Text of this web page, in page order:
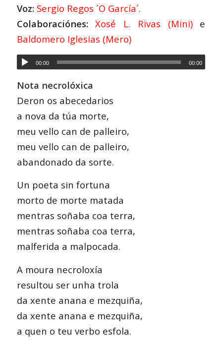
Voz: Sergio Regos ´O García´.
Colaboraciónes: Xosé L. Rivas (Mini)e
Baldomero Iglesias (Mero)
00:00 00:00
Nota necrolóxica
Deron os abecedarios
a nova da túa morte,
meu vello can de palleiro,
meu vello can de palleiro,
abandonado da sorte.
Un poeta sin fortuna
morto de morte matada
mentras soñaba coa terra,
mentras soñaba coa terra,
malferida a malpocada.
A moura necroloxía
resultou ser unha trola
da xente anana e mezquiña,
da xente anana e mezquiña,
a quen o teu verbo esfola.